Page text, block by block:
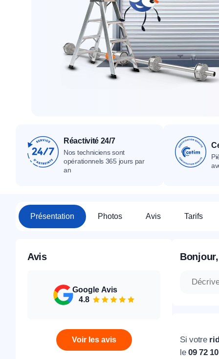
Tous nos produits
Tous nos produitsTous nos
Réactivité 24/7
Nos techniciens sont
opérationnels 365 jours par
an
Présentation Photos Avis Tarifs
Avis
Google Avis
4.8
Voir les avis
Bonjour,
Si votre
le09 72